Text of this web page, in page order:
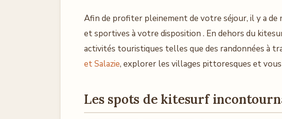
Afin de profiter pleinement de votre séjour, il y a
et sportives à votre disposition . En dehors du
activités touristiques telles que des randonnées à
et Salazie, explorer les villages pittoresques et
Les spots de kitesurf